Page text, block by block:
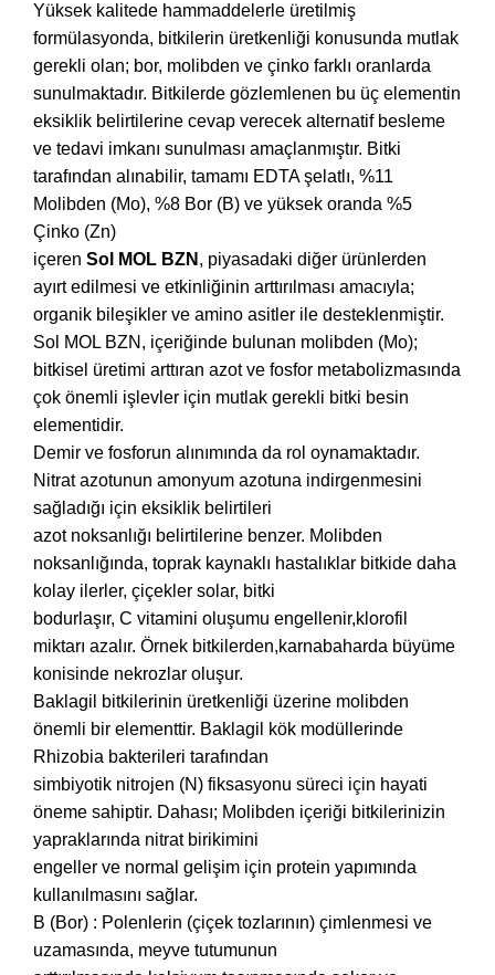
Yüksek kalitede hammaddelerle üretilmiş
formülasyonda, bitkilerin üretkenliği konusunda mutlak
gerekli olan; bor, molibden ve çinko farklı oranlarda
sunulmaktadır. Bitkilerde gözlemlenen bu üç elementin
eksiklik belirtilerine cevap verecek alternatif besleme
ve tedavi imkanı sunulması amaçlanmıştır. Bitki
tarafından alınabilir, tamamı EDTA şelatlı, %11
Molibden (Mo), %8 Bor (B) ve yüksek oranda %5
Çinko (Zn)
içeren Sol MOL BZN , piyasadaki diğer ürünlerden
ayırt edilmesi ve etkinliğinin arttırılması amacıyla;
organik bileşikler ve amino asitler ile desteklenmiştir.
Sol MOL BZN, içeriğinde bulunan molibden (Mo);
bitkisel üretimi arttıran azot ve fosfor metabolizmasında
çok önemli işlevler için mutlak gerekli bitki besin
elementidir.
Demir ve fosforun alınımında da rol oynamaktadır.
Nitrat azotunun amonyum azotuna indirgenmesini
sağladığı için eksiklik belirtileri
azot noksanlığı belirtilerine benzer. Molibden
noksanlığında, toprak kaynaklı hastalıklar bitkide daha
kolay ilerler, çiçekler solar, bitki
bodurlaşır, C vitamini oluşumu engellenir,klorofil
miktarı azalır. Örnek bitkilerden,karnabaharda büyüme
konisinde nekrozlar oluşur.
Baklagil bitkilerinin üretkenliği üzerine molibden
önemli bir elementtir. Baklagil kök modüllerinde
Rhizobia bakterileri tarafından
simbiyotik nitrojen (N) fiksasyonu süreci için hayati
öneme sahiptir. Dahası; Molibden içeriği bitkilerinizin
yapraklarında nitrat birikimini
engeller ve normal gelişim için protein yapımında
kullanılmasını sağlar.
B (Bor) : Polenlerin (çiçek tozlarının) çimlenmesi ve
uzamasında, meyve tutumunun